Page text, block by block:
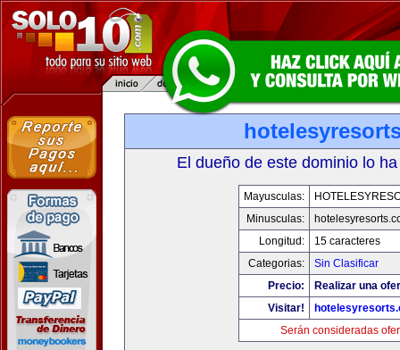
El dueño de este dominio lo
Mayusculas:
Minusculas:
Longitud:
15 caracteres
Categorias:
Sin Clasificar
Precio:
Realizar una
Visitar!
Serán consideradas